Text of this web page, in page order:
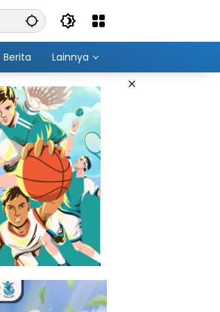
Berita Lainnya
×